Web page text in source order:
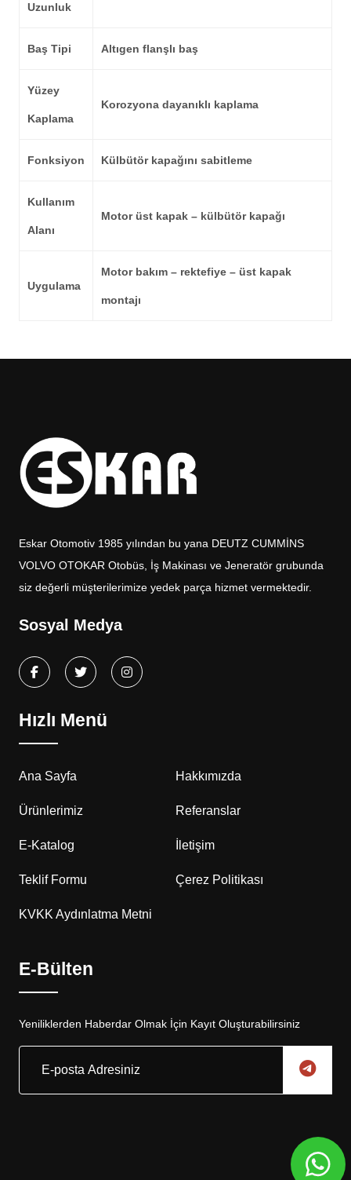
Uzunluk
Baş Tipi Altıgen flanşlı baş
Yüzey
Kaplama
Korozyona dayanıklı kaplama
Fonksiyon Külbütör kapağını sabitleme
Kullanım
Alanı
Motor üst kapak – külbütör kapağı
Uygulama
Motor bakım – rektefiye – üst kapak
montajı
Eskar Otomotiv 1985 yılından bu yana DEUTZ CUMMİNS
VOLVO OTOKAR Otobüs, İş Makinası ve Jeneratör grubunda
siz değerli müşterilerimize yedek parça hizmet vermektedir.
Sosyal Medya
Hızlı Menü
Ana Sayfa Hakkımızda
Ürünlerimiz Referanslar
E-Katalog İletişim
Teklif Formu Çerez Politikası
KVKK Aydınlatma Metni
E-Bülten
Yeniliklerden Haberdar Olmak İçin Kayıt Oluşturabilirsiniz